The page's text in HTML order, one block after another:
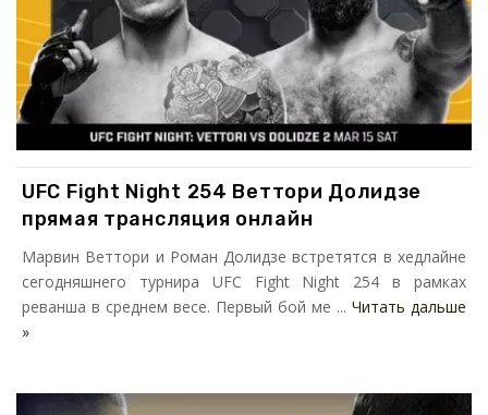
UFC Fight Night 254 Веттори Долидзе
прямая трансляция онлайн
Марвин Веттори и Роман Долидзе встретятся в хедлайне
сегодняшнего турнира UFC Fight Night 254 в рамках
реванша в среднем весе. Первый бой ме ... Читать дальше
»